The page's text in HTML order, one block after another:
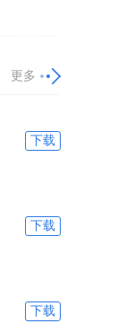
更多
下载
下载
下载